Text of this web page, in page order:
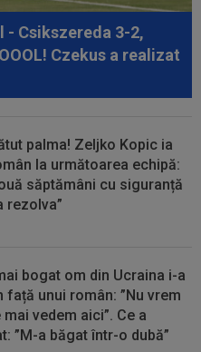
- Csikszereda 3-2,
Czekus a realizat
palma! Zeljko Kopic ia
la următoarea echipă:
săptămâni cu siguranță
rezolva”
bogat om din Ucraina i-a
față unui român: ”Nu vrem
mai vedem aici”. Ce a
”M-a băgat într-o dubă”